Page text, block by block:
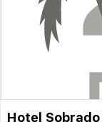
Hotel Sobrado